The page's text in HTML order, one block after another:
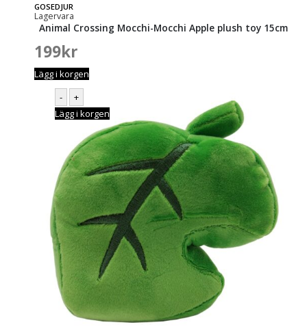
GOSEDJUR
Lagervara
Animal Crossing Mocchi-Mocchi Apple plush toy 15cm
199kr
Lägg i korgen
-
+
Lägg i korgen